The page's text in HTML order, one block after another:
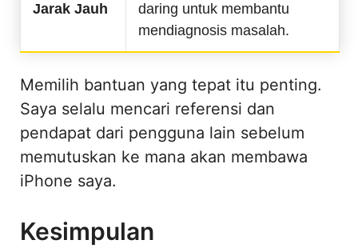
Jarak Jauh
daring untuk membantu
mendiagnosis masalah.
Memilih bantuan yang tepat itu penting.
Saya selalu mencari referensi dan
pendapat dari pengguna lain sebelum
memutuskan ke mana akan membawa
iPhone saya.
Kesimpulan